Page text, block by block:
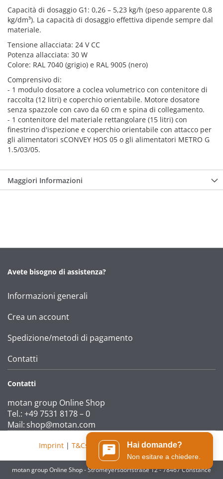
Hai domande?
Non esitare a chiedere.
Capacità di dosaggio G1: 0,26 – 5,23 kg/h (peso apparente 0,8
kg/dm³). La capacità di dosaggio effettiva dipende sempre dal
materiale.
Tensione allacciata: 24 V CC
Potenza allacciata: 30 W
Colore: RAL 7040 (grigio) e RAL 9005 (nero)
Comprensivo di:
- 1 modulo dosatore a coclea volumetrico con contenitore di
raccolta (12 litri) e coperchio orientabile. Motore dosatore
senza spazzole con cavo da 60 cm e spina di collegamento.
- 1 contenitore del materiale rettangolare (15 litri) con
finestrino d'ispezione e coperchio orientabile con attacco per
gli alimentatori sCONVEY HOS 05 o gli alimentatori METRO G
1.5/03/05.
Maggiori Informazioni
Avete bisogno di assistenza?
Informazioni generali
Crea un account
Spedizione/metodi di pagamento
Contatti
Contatti
motan group Online Shop
Tel.: +49 7531 8178 – 0
Mail: shop@motan.com
Imprint | T&Cs Data protection statement
motan group Online Shop - Stromeyersdorfstraße 12 - 78467 Constance